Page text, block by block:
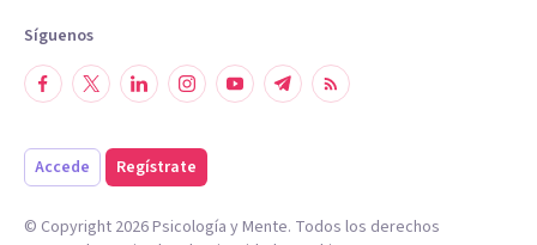
Síguenos
Accede Regístrate
© Copyright 2026Psicología y Mente. Todos los derechos